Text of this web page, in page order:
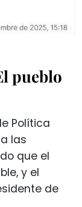
pueblo
Política
las
que el
y el
de